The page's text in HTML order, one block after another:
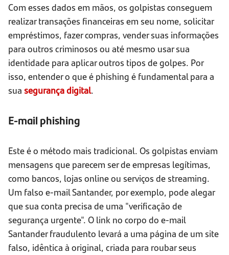
Com esses dados em mãos, os golpistas conseguem
realizar transações financeiras em seu nome, solicitar
empréstimos, fazer compras, vender suas informações
para outros criminosos ou até mesmo usar sua
identidade para aplicar outros tipos de golpes. Por
isso, entender o que é phishing é fundamental para a
sua segurança digital.
E-mailphishing
Este é o método mais tradicional. Os golpistas enviam
mensagens que parecem ser de empresas legítimas,
como bancos, lojas online ou serviços de streaming.
Um falso e-mail Santander, por exemplo, pode alegar
que sua conta precisa de uma "verificação de
segurança urgente". O link no corpo do e-mail
Santander fraudulento levará a uma página de um site
falso, idêntica à original, criada para roubar seus